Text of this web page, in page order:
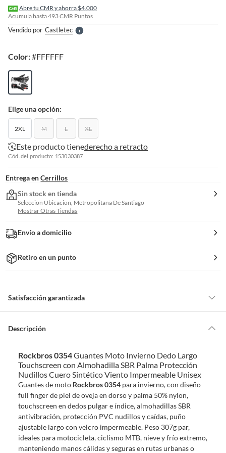
Abre tu CMR y ahorra $4.000
Acumula hasta493CMR Puntos
Vendido por CastletecS
l
l
Color:#FFFFFF
Elige una opción:
2XL M L XL
Este producto tienederecho a retracto
Cód. del producto: 153030387
Entrega en Cerrillos
Sin stock en tienda
Seleccion Ubicacion, Metropolitana De Santiago
Mostrar Otras Tiendas
Envío a domicilio
Retiro en un punto
Satisfacción garantizada
de la compra.
comprado por internet y que hay ciertas categorías que no tienen este
derecho:
Productos que, por su naturaleza, no puedan ser devueltos,
puedan deteriorarse o caducar con rapidez.
Confeccionados a la medida.
De uso personal.
En sodimac.cl te damos 30 días desde que recibes el producto
. Debe
estar en perfecto estado, con todas sus etiquetas y sin uso, tal como te lo
Descripción
Rockbros 0354Guantes Moto Invierno Dedo Largo
Touchscreen con Almohadilla SBR Palma Protección
Nudillos Cuero Sintético Viento Impermeable Unisex
Guantes de moto Rockbros 0354 para invierno, con diseño
full finger de piel de oveja en dorso y palma 50% nylon,
touchscreen en dedos pulgar e índice, almohadillas SBR
antivibración, protección PVC nudillos y caídas, puño
ajustable largo con velcro impermeable. Peso 307g par,
ideales para motocicleta, ciclismo MTB, nieve y frío extremo,
manteniendo manos cálidas y seguras en rutas urbanas o